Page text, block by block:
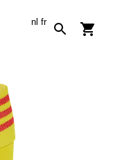
nl fr